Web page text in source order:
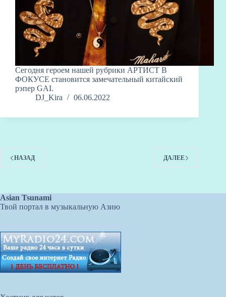
Сегодня героем нашей рубрики АРТИСТ В
ФОКУСЕ становится замечательный китайский
рэпер GAI.
DJ_Kira
06.06.2022
НАЗАД ДАЛЕЕ
Asian Tsunami
Твой портал в музыкальную Азию